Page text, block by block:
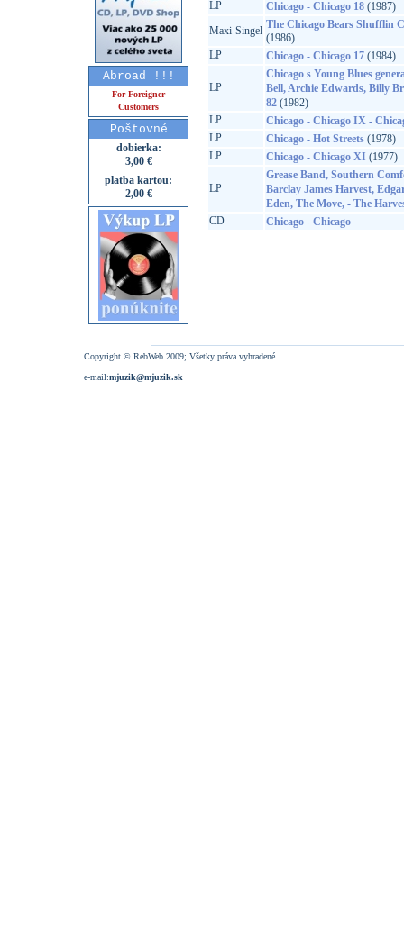
Abroad !!!
For Foreigner
Customers
Poštovné
dobierka:
3,00 €
platba kartou:
2,00 €
LP
Chicago - Chicago 18(1987)
Maxi-Singel The Chicago Bears Shufflin
(1986)
LP
Chicago - Chicago 17(1984)
LP
Chicago s Young Blues
Bell, Archie Edwards, Billy
82(1982)
LP
Chicago - Chicago IX -
LP
Chicago - Hot Streets(1978)
LP
Chicago - Chicago XI (1977)
LP
Grease Band, Southern
Barclay James Harvest,
Eden, The Move, - The
CD
Chicago - Chicago
Copyright © RebWeb 2009; Všetky práva vyhradené
e-mail:mjuzik@mjuzik.sk